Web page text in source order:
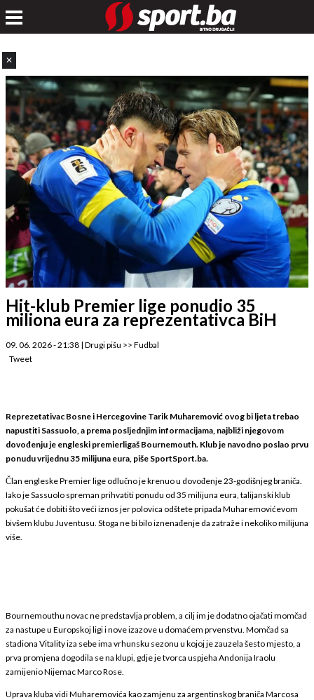
✕
Hit-klub Premier lige ponudio 35
miliona eura za reprezentativca BiH
09. 06. 2026 - 21:38 | Drugi pišu >> Fudbal
Tweet
Reprezetativac Bosne i Hercegovine Tarik Muharemović ovog bi ljeta trebao
napustiti Sassuolo, a prema posljednjim informacijama, najbliži njegovom
dovođenju je engleski premierligaš Bournemouth. Klub je navodno poslao prvu
ponudu vrijednu 35 milijuna eura, piše SportSport.ba.
Član engleske Premier lige odlučno je krenuo u dovođenje 23-godišnjeg braniča.
Iako je Sassuolo spreman prihvatiti ponudu od 35 milijuna eura, talijanski klub
pokušat će dobiti što veći iznos jer polovica odštete pripada Muharemovićevom
bivšem klubu Juventusu. Stoga ne bi bilo iznenađenje da zatraže i nekoliko milijuna
više.
Bournemouthu novac ne predstavlja problem, a cilj im je dodatno ojačati momčad
za nastupe u Europskoj ligi i nove izazove u domaćem prvenstvu. Momčad sa
stadiona Vitality iza sebe ima vrhunsku sezonu u kojoj je zauzela šesto mjesto, a
prva promjena dogodila se na klupi, gdje je tvorca uspjeha Andonija Iraolu
zamijenio Nijemac Marco Rose.
Uprava kluba vidi Muharemovića kao zamjenu za argentinskog braniča Marcosa